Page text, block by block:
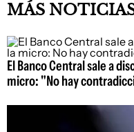
MÁS
El Banco Central sale a
micro: "No hay